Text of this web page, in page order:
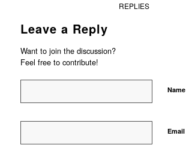
REPLIES
Leave a Reply
Want to join the discussion?
Feel free to contribute!
Name
Email